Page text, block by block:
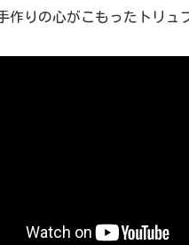
作りの心がこもったトリュ